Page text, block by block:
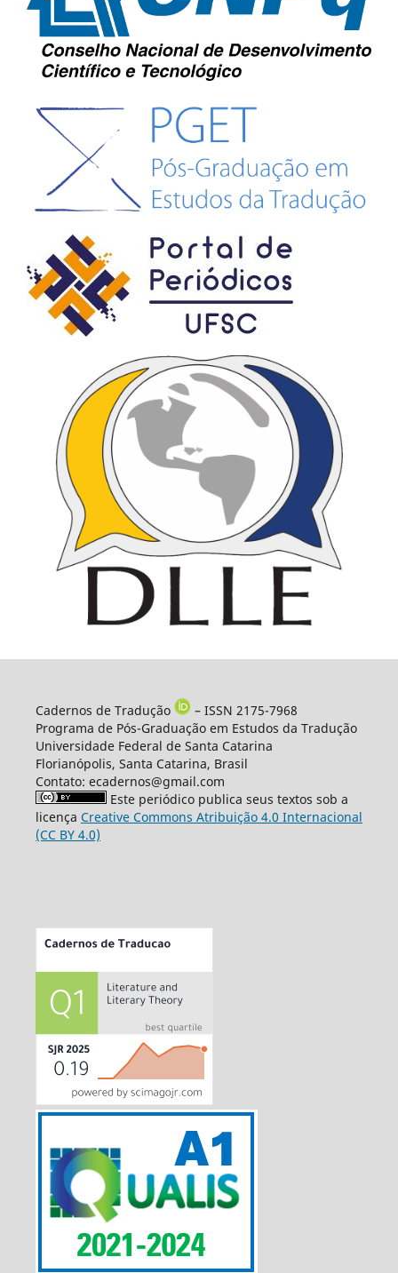
Cadernos de Tradução
– ISSN 2175-7968
Programa de Pós-Graduação em Estudos da Tradução
Universidade Federal de Santa Catarina
Florianópolis, Santa Catarina, Brasil
Contato: ecadernos@gmail.com
Este periódico publica seus textos sob a
licença Creative Commons Atribuição 4.0 Internacional
(CC BY 4.0)